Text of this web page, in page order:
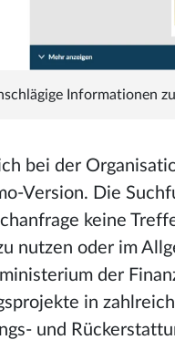
Informationen
bei der
Version. Die
keine
nutzen oder im
der
in
und